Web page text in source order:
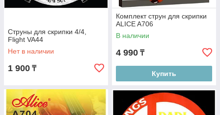
Струны для скрипки 4/4,
Flight VA44
Нет в наличии
1 900 ₸
Комплект струн для скрипки
ALICE A706
В наличии
4 990 ₸
Купить